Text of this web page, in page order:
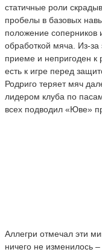
статичные роли
пробелы в базовых
положение соперников
обработкой мяча. Из-за
приеме и непригоден к
есть к игре перед
Родриго теряет мяч
лидером клуба по
всех подводил «Юве»
Аллегри отмечал эти
ничего не изменилось